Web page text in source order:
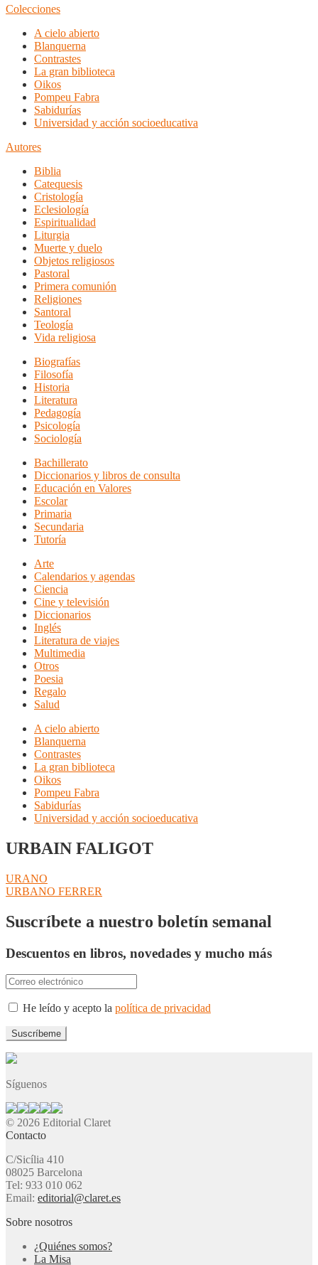
Colecciones
A cielo abierto
Blanquerna
Contrastes
La gran biblioteca
Oikos
Pompeu Fabra
Sabidurías
Universidad y acción socioeducativa
Autores
Biblia
Catequesis
Cristología
Eclesiología
Espiritualidad
Liturgia
Muerte y duelo
Objetos religiosos
Pastoral
Primera comunión
Religiones
Santoral
Teología
Vida religiosa
Biografías
Filosofía
Historia
Literatura
Pedagogía
Psicología
Sociología
Bachillerato
Diccionarios y libros de consulta
Educación en Valores
Escolar
Primaria
Secundaria
Tutoría
Arte
Calendarios y agendas
Ciencia
Cine y televisión
Diccionarios
Inglés
Literatura de viajes
Multimedia
Otros
Poesia
Regalo
Salud
A cielo abierto
Blanquerna
Contrastes
La gran biblioteca
Oikos
Pompeu Fabra
Sabidurías
Universidad y acción socioeducativa
URBAIN FALIGOT
Navegación
de
entradas
Anterior:
URANO
Siguiente:
URBANO FERRER
Suscríbete a nuestro boletín semanal
Descuentos en libros, novedades y mucho más
He leído y acepto la política de privacidad
Síguenos
© 2026 Editorial Claret
Contacto
C/Sicília 410
08025 Barcelona
Tel: 933 010 062
Email: editorial@claret.es
Sobre nosotros
¿Quiénes somos?
La Misa